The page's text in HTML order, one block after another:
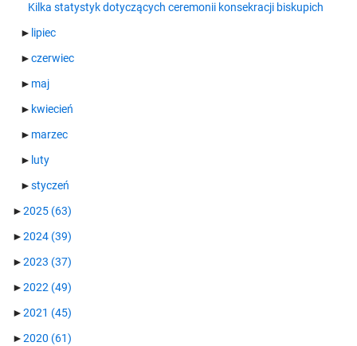
Kilka statystyk dotyczących ceremonii konsekracji biskupich
► lipiec
►czerwiec
► maj
► kwiecień
► marzec
► luty
►styczeń
►2025 (63)
►2024 (39)
►2023 (37)
►2022 (49)
►2021 (45)
►2020 (61)